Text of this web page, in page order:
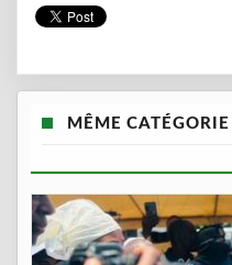
MÊME CATÉGORIE